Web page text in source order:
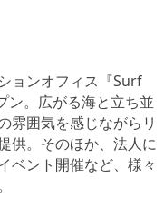
ョンオフィス『Surf
ン。広がる海と立ち並
雰囲気を感じながらリ
供。そのほか、法人に
ベント開催など、様々